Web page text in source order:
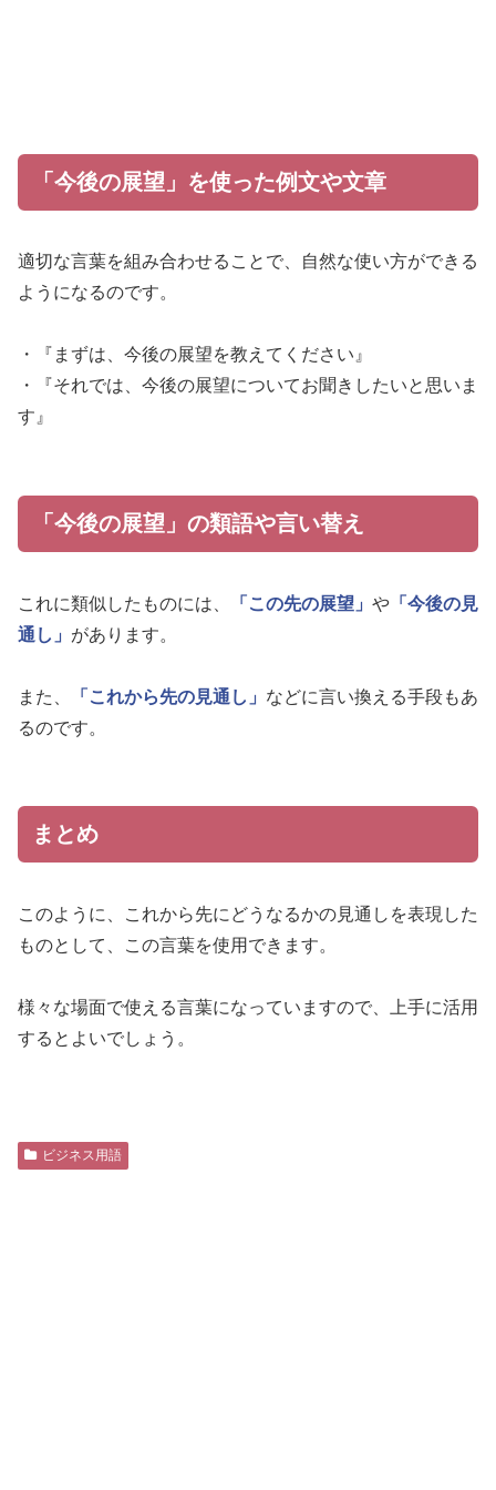
「今後の展望」を使った例文や文章
適切な言葉を組み合わせることで、自然な使い方ができる
ようになるのです。
・『まずは、今後の展望を教えてください』
・『それでは、今後の展望についてお聞きしたいと思いま
す』
「今後の展望」の類語や言い替え
これに類似したものには、 「この先の展望」 や 「今後の見
通し」 があります。
また、 「これから先の見通し」 などに言い換える手段もあ
るのです。
まとめ
このように、これから先にどうなるかの見通しを表現した
ものとして、この言葉を使用できます。
様々な場面で使える言葉になっていますので、上手に活用
するとよいでしょう。
ビジネス用語